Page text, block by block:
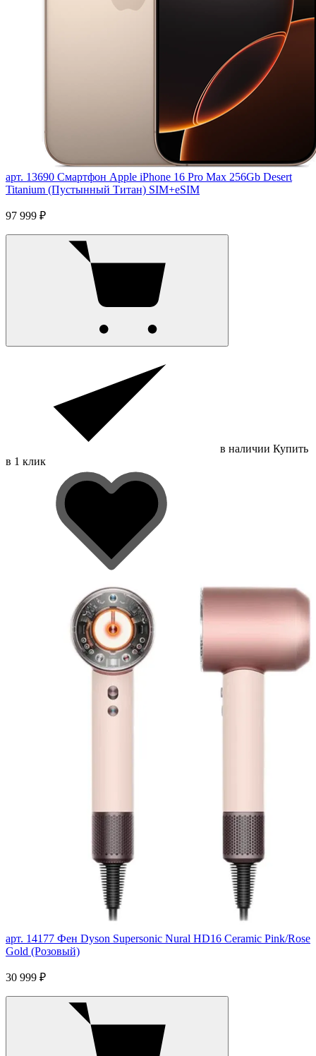
арт. 13690 Смартфон Apple iPhone 16 Pro Max 256Gb Desert
Titanium (Пустынный Титан) SIM+eSIM
97 999 ₽
в наличии Купить
в 1 клик
арт. 14177 Фен Dyson Supersonic Nural HD16 Ceramic Pink/Rose
Gold (Розовый)
30 999 ₽